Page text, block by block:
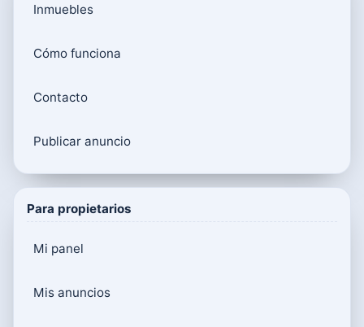
Inmuebles
Cómo funciona
Contacto
Publicar anuncio
Para propietarios
Mi panel
Mis anuncios